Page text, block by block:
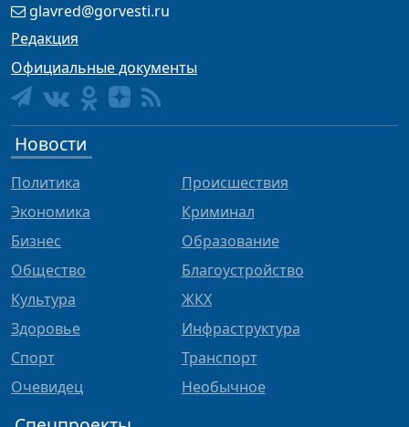
glavred@gorvesti.ru
Редакция
Официальные документы
Новости
Политика
Экономика
Бизнес
Общество
Культура
Здоровье
Спорт
Очевидец
Происшествия
Криминал
Образование
Благоустройство
ЖКХ
Инфраструктура
Транспорт
Необычное